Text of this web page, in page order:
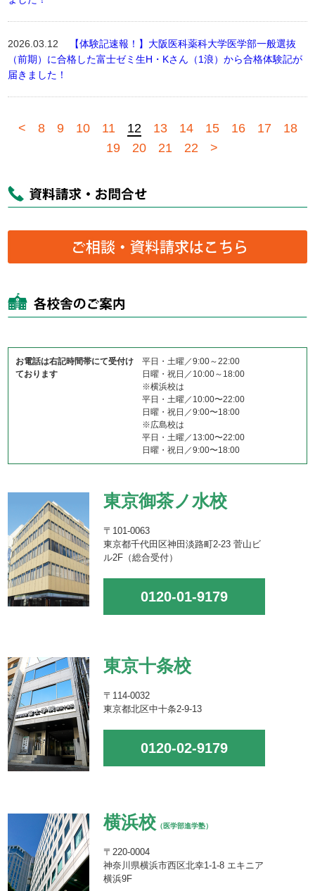
2026.03.12
【体験記速報！】大阪医科薬科大学医学部一般選抜
（前期）に合格した富士ゼミ生H・Kさん（1浪）から合格体験記が
届きました！
< 8 9 10 11 12 13 14 15 16 17
18
19
20 21 22 >
お電話は右記時間帯にて受付け
ております
平日・土曜／9:00～22:00
日曜・祝日／10:00～18:00
※横浜校は
平日・土曜／10:00〜22:00
日曜・祝日／9:00〜18:00
※広島校は
平日・土曜／13:00〜22:00
日曜・祝日／9:00〜18:00
東京御茶ノ水校
〒101-0063
東京都千代田区神田淡路町2-23 菅山ビ
ル2F（総合受付）
0120-01-9179
東京十条校
〒114-0032
東京都北区中十条2-9-13
0120-02-9179
横浜校 （医学部進学塾）
〒220-0004
神奈川県横浜市西区北幸1-1-8 エキニア
横浜9F